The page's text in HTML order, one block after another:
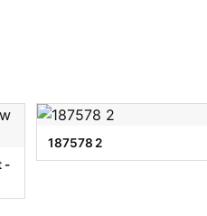
-
187578 2